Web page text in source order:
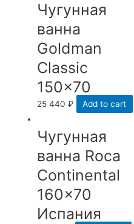
Чугунная
ванна
Goldman
Classic
150×70
25 440₽ Add to cart
Чугунная
ванна Roca
Continental
160×70
Испания